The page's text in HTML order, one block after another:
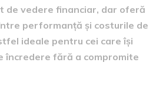
de vedere financiar, dar oferă
performanță și costurile de
ideale pentru cei care își
încredere fără a compromite